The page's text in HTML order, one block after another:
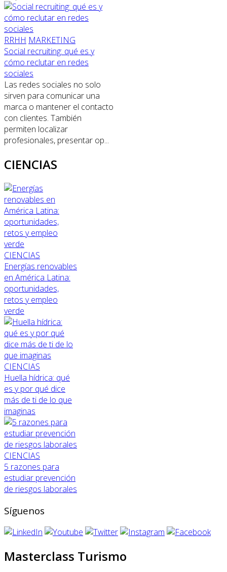
RRHH MARKETING
Social recruiting: qué es y
cómo reclutar en redes
sociales
Las redes sociales no solo
sirven para comunicar una
marca o mantener el contacto
con clientes. También
permiten localizar
profesionales, presentar op...
CIENCIAS
CIENCIAS
Energías renovables
en América Latina:
oportunidades,
retos y empleo
verde
CIENCIAS
Huella hídrica: qué
es y por qué dice
más de ti de lo que
imaginas
CIENCIAS
5 razones para
estudiar prevención
de riesgos laborales
Síguenos
Masterclass Turismo